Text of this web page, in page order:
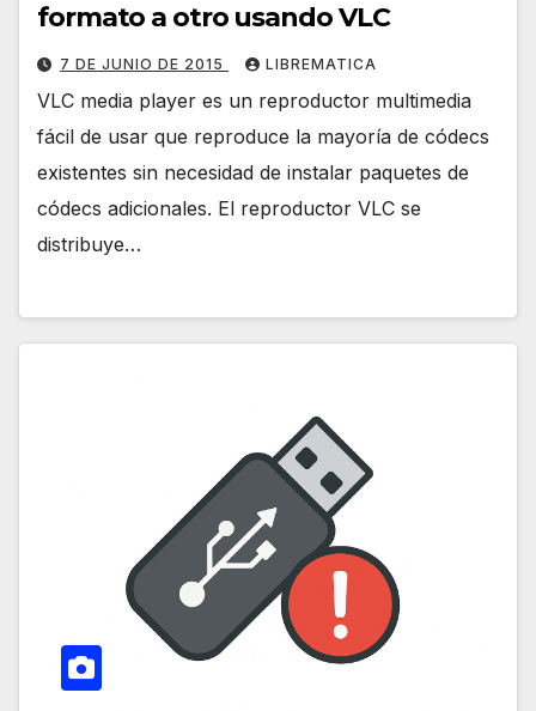
formato a otro usando VLC
7 DE JUNIO DE 2015 LIBREMATICA
VLC media player es un reproductor multimedia
fácil de usar que reproduce la mayoría de códecs
existentes sin necesidad de instalar paquetes de
códecs adicionales. El reproductor VLC se
distribuye…